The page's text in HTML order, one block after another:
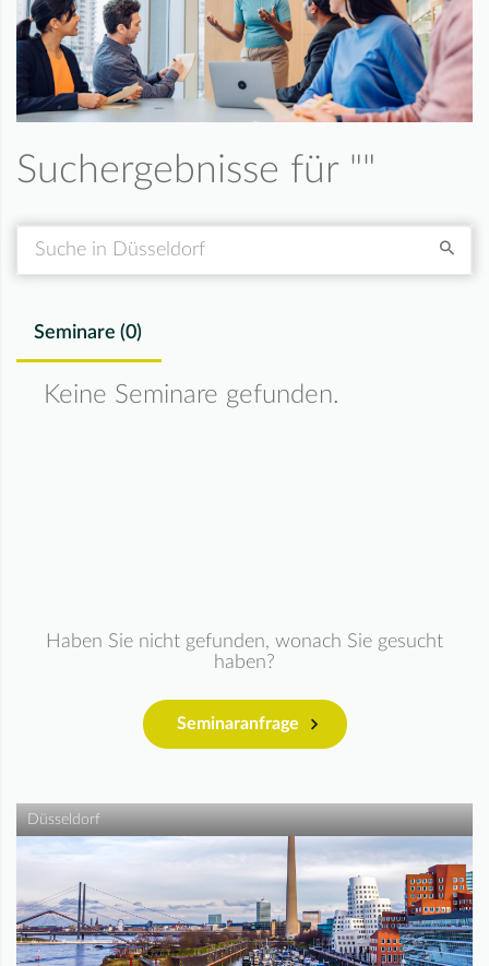
Suchergebnisse für ""
Seminare (0)
Keine Seminare gefunden.
Haben Sie nicht gefunden, wonach Sie gesucht
haben?
Seminaranfrage
Düsseldorf